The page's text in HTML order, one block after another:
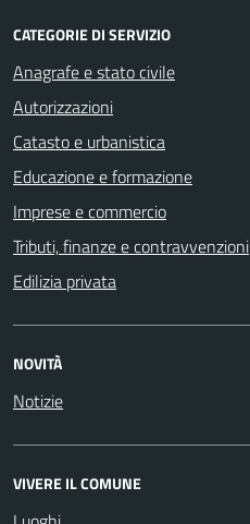
CATEGORIE DI SERVIZIO
Anagrafe e stato civile
Autorizzazioni
Catasto e urbanistica
Educazione e formazione
Imprese e commercio
Tributi, finanze e contravvenzioni
Edilizia privata
NOVITÀ
Notizie
VIVERE IL COMUNE